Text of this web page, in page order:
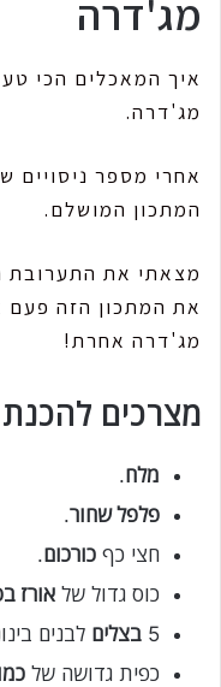
מג'דרה
איך המאכלים הכי
מג'דרה.
אחרי מספר ניסויים
המתכון המושלם.
מצאתי את התערובת
את המתכון הזה פעם
מג'דרה אחרת!
מצרכים
מלח.
פלפל שחור.
חצי כף כורכום.
כוס גדול של אורז
5 בצלים לבנים
כפית גדושה של